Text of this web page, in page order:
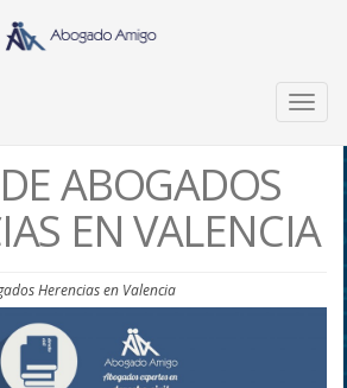
ABOGADOS
EN VALENCIA
Herencias en Valencia